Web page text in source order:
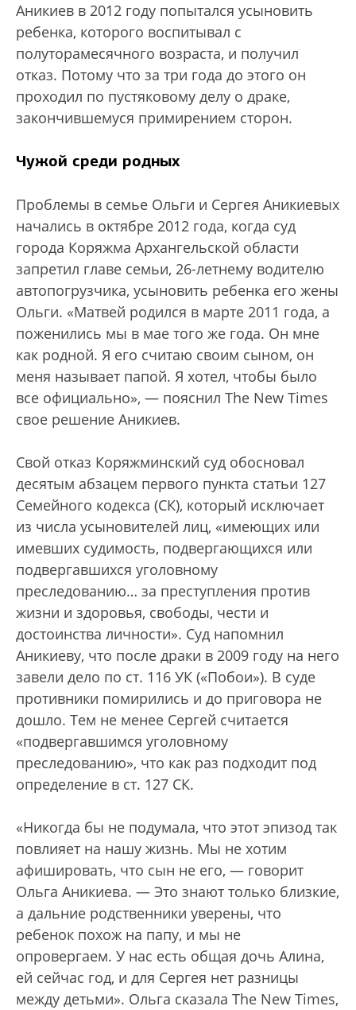
Аникиев в 2012 году попытался усыновить
ребенка, которого воспитывал с
полуторамесячного возраста, и получил
отказ. Потому что за три года до этого он
проходил по пустяковому делу о драке,
закончившемуся примирением сторон.
Чужой среди родных
Проблемы в семье Ольги и Сергея Аникиевых
начались в октябре 2012 года, когда суд
города Коряжма Архангельской области
запретил главе семьи, 26-летнему водителю
автопогрузчика, усыновить ребенка его жены
Ольги. «Матвей родился в марте 2011 года, а
поженились мы в мае того же года. Он мне
как родной. Я его считаю своим сыном, он
меня называет папой. Я хотел, чтобы было
все официально», — пояснил The New Times
свое решение Аникиев.
Свой отказ Коряжминский суд обосновал
десятым абзацем первого пункта статьи 127
Семейного кодекса (СК), который исключает
из числа усыновителей лиц, «имеющих или
имевших судимость, подвергающихся или
подвергавшихся уголовному
преследованию… за преступления против
жизни и здоровья, свободы, чести и
достоинства личности». Суд напомнил
Аникиеву, что после драки в 2009 году на него
завели дело по ст. 116 УК («Побои»). В суде
противники помирились и до приговора не
дошло. Тем не менее Сергей считается
«подвергавшимся уголовному
преследованию», что как раз подходит под
определение в ст. 127 СК.
«Никогда бы не подумала, что этот эпизод так
повлияет на нашу жизнь. Мы не хотим
афишировать, что сын не его, — говорит
Ольга Аникиева. — Это знают только близкие,
а дальние родственники уверены, что
ребенок похож на папу, и мы не
опровергаем. У нас есть общая дочь Алина,
ей сейчас год, и для Сергея нет разницы
между детьми». Ольга сказала The New Times,